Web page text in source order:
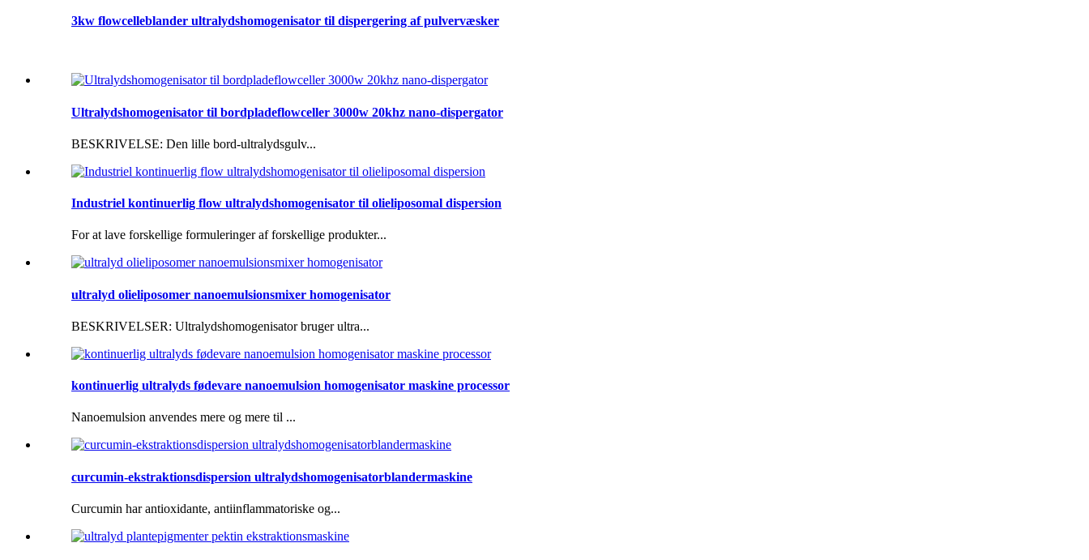
3kw flowcelleblander ultralydshomogenisator til dispergering af pulvervæsker
Ultralydshomogenisator til bordpladeflowceller 3000w 20khz nano-dispergator
BESKRIVELSE: Den lille bord-ultralydsgulv...
Industriel kontinuerlig flow ultralydshomogenisator til olieliposomal dispersion
For at lave forskellige formuleringer af forskellige produkter...
ultralyd olieliposomer nanoemulsionsmixer homogenisator
BESKRIVELSER: Ultralydshomogenisator bruger ultra...
kontinuerlig ultralyds fødevare nanoemulsion homogenisator maskine processor
Nanoemulsion anvendes mere og mere til ...
curcumin-ekstraktionsdispersion ultralydshomogenisatorblandermaskine
Curcumin har antioxidante, antiinflammatoriske og...